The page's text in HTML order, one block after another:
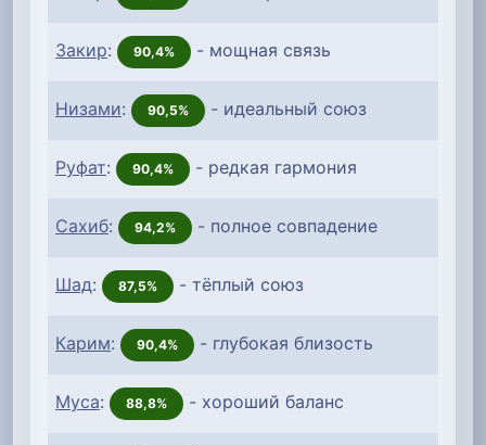
Закир: 90,4% - мощная связь
Низами: 90,5% - идеальный союз
Руфат: 90,4% - редкая гармония
Сахиб: 94,2% - полное совпадение
Шад: 87,5% - тёплый союз
Карим: 90,4% - глубокая близость
Муса: 88,8% - хороший баланс